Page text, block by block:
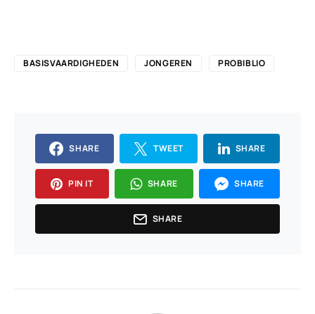
BASISVAARDIGHEDEN JONGEREN PROBIBLIO
SHARE TWEET SHARE
PIN IT SHARE SHARE
SHARE